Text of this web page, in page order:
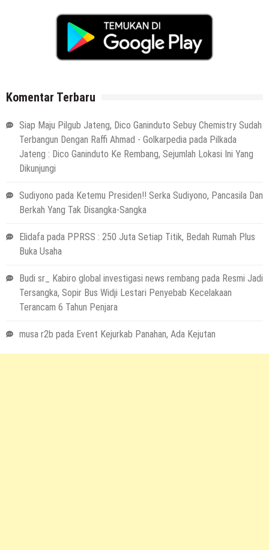
Komentar Terbaru
Siap Maju Pilgub Jateng, Dico Ganinduto Sebuy Chemistry Sudah
Terbangun Dengan Raffi Ahmad - Golkarpedia pada Pilkada
Jateng : Dico Ganinduto Ke Rembang, Sejumlah Lokasi Ini Yang
Dikunjungi
Sudiyono pada Ketemu Presiden!! Serka Sudiyono, Pancasila Dan
Berkah Yang Tak Disangka-Sangka
Elidafa pada PPRSS : 250 Juta Setiap Titik, Bedah Rumah Plus
Buka Usaha
Budi sr_ Kabiro global investigasi news rembang pada Resmi Jadi
Tersangka, Sopir Bus Widji Lestari Penyebab Kecelakaan
Terancam 6 Tahun Penjara
musa r2b pada Event Kejurkab Panahan, Ada Kejutan